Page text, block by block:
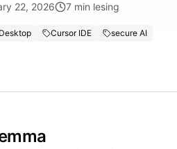
22, 2026 7 min lesing
Cursor IDE
secure AI